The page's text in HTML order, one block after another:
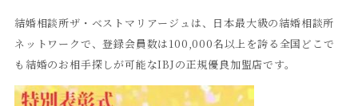
結婚相談所ザ・ベストマリアージュは、日本最大級の結婚相談所
ネットワークで、登録会員数は100,000名以上を誇る全国どこで
も結婚のお相手探しが可能なIBJの正規優良加盟店です。